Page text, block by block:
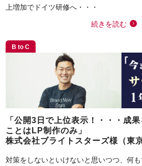
上増加でドイツ研修へ・・・
続きを読む
B to C
「公開3日で上位表示！・・・成
ことはLP制作のみ」
株式会社ブライトスターズ様（東京
対策をしないといけないと思いつつ、何